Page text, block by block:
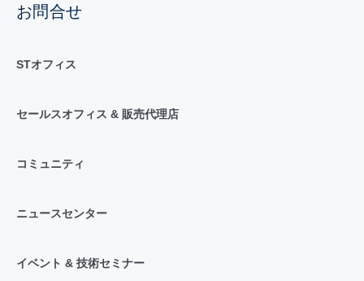
お問合せ
STオフィス
セールスオフィス & 販売代理店
コミュニティ
ニュースセンター
イベント & 技術セミナー